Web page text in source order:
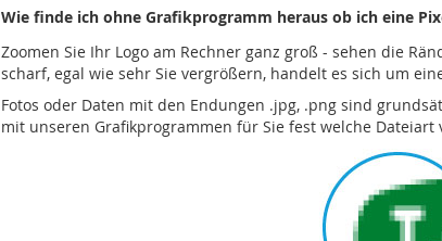
Wie finde ich ohne Grafikprogramm heraus ob ich eine
Zoomen Sie Ihr Logo am Rechner ganz groß - sehen die
scharf, egal wie sehr Sie vergrößern, handelt es sich um
Fotos oder Daten mit den Endungen .jpg, .png sind
mit unseren Grafikprogrammen für Sie fest welche Dateiart